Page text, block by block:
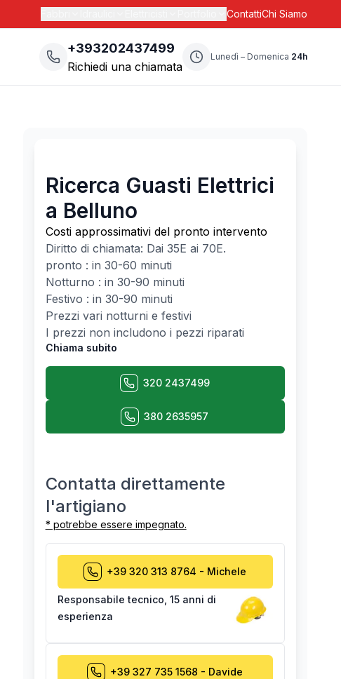
ContattiChi Siamo
+393202437499
Richiedi una chiamata
Lunedì – Domenica 24h
Ricerca Guasti Elettrici
a Belluno
Costi approssimativi del pronto intervento
Diritto di chiamata: Dai 35E ai 70E.
pronto : in 30-60 minuti
Notturno : in 30-90 minuti
Festivo : in 30-90 minuti
Prezzi vari notturni e festivi
I prezzi non includono i pezzi riparati
Chiama subito
320 2437499
380 2635957
Contatta direttamente
l'artigiano
* potrebbe essere impegnato.
+39 320 313 8764 - Michele
Responsabile tecnico 15 anni di
esperienza
+39 327 735 1568 - Davide